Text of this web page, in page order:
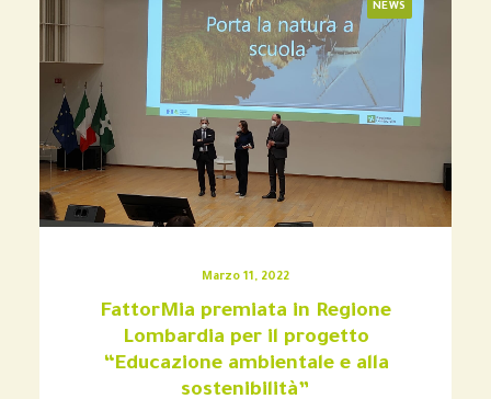
NEWS
Marzo 11, 2022
FattorMia premiata in Regione
Lombardia per il progetto
“Educazione ambientale e alla
sostenibilità”